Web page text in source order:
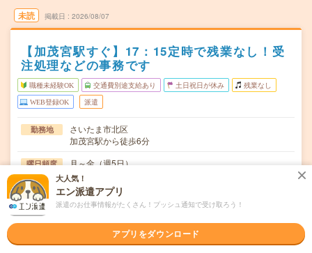
未読 掲載日 2026/08/07
【加茂宮駅すぐ】17：15定時で残業なし！受
注処理などの事務です
職種未経験OK 交通費別途支給あり 土日祝日が休み 残業なし
WEB登録OK 派遣
勤務地
さいたま市北区
加茂宮駅から徒歩6分
曜日頻度 月～金（週5日）
時間 08:30～17:15(実働7時間45分 休憩1時間)
期間 2026年09月上旬～長期 ※9月～！
時給1500円 月収例 232,500円
大人気！
エン派遣アプリ
派遣のお仕事情報がたくさん！プッシュ通知で受け取ろう！
アプリをダウンロード